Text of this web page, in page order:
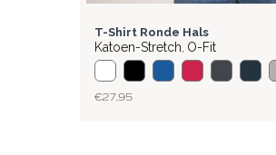
BASIC
T-Shirt Ronde Hals
Katoen-Stretch, O-Fit
€ 27,95